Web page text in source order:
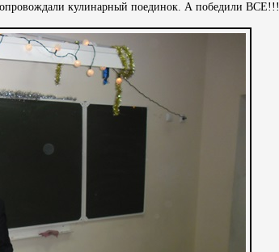
кулинарный поединок. А победили ВСЕ!!!